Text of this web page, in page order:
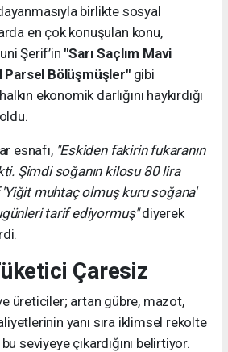
birlikte sosyal
en çok konuşulan konu,
Şerif’in "Sarı Saçlım Mavi
Parsel Bölüşmüşler"gibi
ekonomik darlığını haykırdığı
esnafı, "Eskiden fakirin fukaranın
Şimdi soğanın kilosu 80 lira
muhtaç olmuş kuru soğana'
tarif ediyormuş"diyerek
Çaresiz
üreticiler; artan gübre, mazot,
yanı sıra iklimsel rekolte
seviyeye çıkardığını belirtiyor.